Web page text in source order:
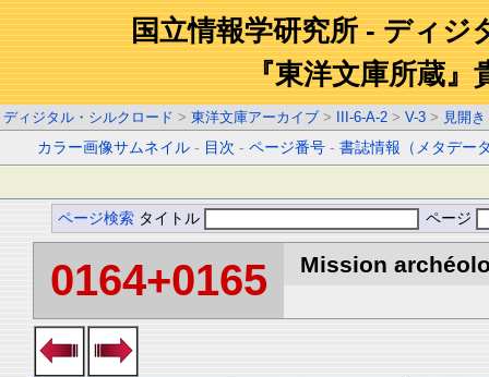
国立情報学研究所 - ディジ
『東洋文庫所蔵』
ディジタル・シルクロード > 東洋文庫アーカイブ > III-6-A-2 > V-3 > 見開き
カラー画像サムネイル - 目次 -ページ番号 -書誌情報（メタデー
ページ検索 タイトル ページ
0164+0165 Mission